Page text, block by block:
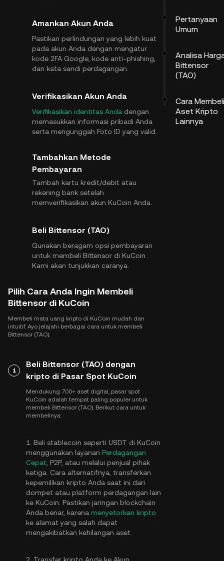
Amankan Akun Anda
Pastikan perlindungan yang lebih kuat
pada akun Anda dengan mengatur
kode 2FA Google, kode anti-phishing,
dan kata sandi perdagangan.
Verifikasikan Akun Anda
Verifikasikan identitas Anda dengan
memasukkan informasi pribadi Anda
serta mengunggah Foto ID yang valid.
Tambahkan Metode
Pembayaran
Tambah kartu kredit/debit atau
rekening bank setelah
memverifikasikan akun KuCoin Anda.
Beli Bittensor (TAO)
Gunakan beragam opsi pembayaran
untuk membeli Bittensor di KuCoin.
Kami akan tunjukkan caranya.
Pilih Cara Anda Ingin Membeli
Bittensor di KuCoin
Membeli mata uang kripto di KuCoin mudah dan
intuitif. Ayo jelajahi berbagai cara untuk membeli
Bittensor (TAO).
1
Beli Bittensor (TAO) dengan
kripto di Pasar Spot KuCoin
Mendukung 700+ aset digital, pasar spot
KuCoin adalah tempat paling populer untuk
membeli Bittensor (TAO). Berikut cara untuk
membelinya:
1. Beli stablecoin seperti USDT di KuCoin
menggunakan layanan Perdagangan
Cepat , P2P, atau melalui penjual pihak
ketiga. Cara alternatifnya, transferkan
kepemilikan kripto Anda saat ini dari
dompet atau platform perdagangan lain
ke KuCoin. Pastikan jaringan blockchain
Anda benar, karena menyetorkan kripto
ke alamat yang salah dapat
mengakibatkan kehilangan aset.
Pertanyaan
Umum
Analisa
Bittensor
(TAO)
Cara Membeli
Aset Kripto
Lainnya